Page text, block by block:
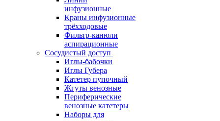
инфузионные
Краны инфузионные
трёхходовые
Фильтр-канюли
аспирационные
Сосудистый доступ
Иглы-бабочки
Иглы Губера
Катетер пупочный
Жгуты венозные
Периферические
венозные катетеры
Наборы для